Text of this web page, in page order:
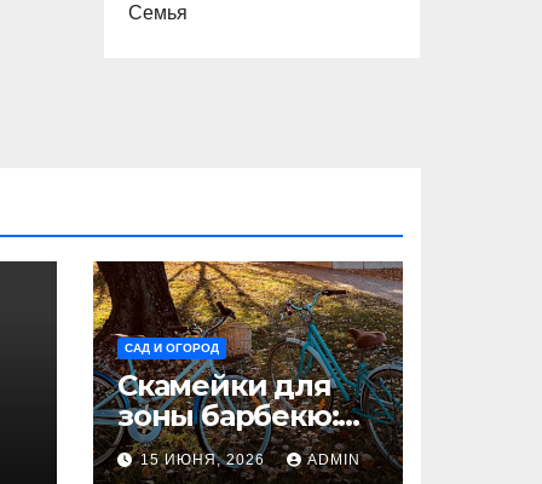
Семья
САД И ОГОРОД
Скамейки для
зоны барбекю:
удобство и
безопасность на
15 ИЮНЯ, 2026 ADMIN